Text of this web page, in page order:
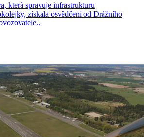
která spravuje infrastrukturu
získala osvědčení od Drážního